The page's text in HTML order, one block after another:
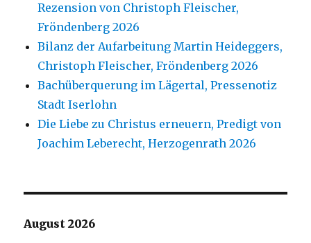
Rezension von Christoph Fleischer,
Fröndenberg 2026
Bilanz der Aufarbeitung Martin Heideggers,
Christoph Fleischer, Fröndenberg 2026
Bachüberquerung im Lägertal, Pressenotiz
Stadt Iserlohn
Die Liebe zu Christus erneuern, Predigt von
Joachim Leberecht, Herzogenrath 2026
August 2026